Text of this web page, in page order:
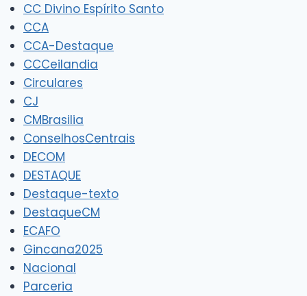
CC Divino Espírito Santo
CCA
CCA-Destaque
CCCeilandia
Circulares
CJ
CMBrasilia
ConselhosCentrais
DECOM
DESTAQUE
Destaque-texto
DestaqueCM
ECAFO
Gincana2025
Nacional
Parceria